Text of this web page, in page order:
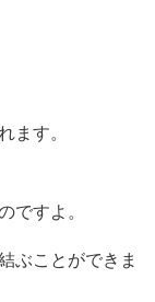
ます。
ですよ。
ぶことができま